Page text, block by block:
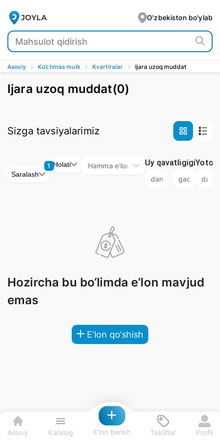
JOYLA O'zbekiston bo'ylab
Asosiy Ko’chmas mulk Kvartiralar Ijara uzoq muddat
Ijara uzoq muddat(0)
Sizga tavsiyalarimiz
Saralash
1 Holati Hamma e‘lonlar Uy qavatligigi
Hozircha bu bo‘limda e‘lon mavjud
emas
E‘lon qo‘shish
Asosiy Katalog E‘lon berish Takliflar Profil